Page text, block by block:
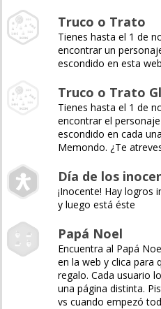
Truco o Trato
Tienes hasta el 1 de
encontrar un
escondido en esta
Truco o Trato
Tienes hasta el 1 de
encontrar el
escondido en cada
Memondo. ¿Te
Día de los
¡Inocente! Hay logros
y luego está éste
Papá Noel
Encuentra al Papá
en la web y clica para
regalo. Cada usuario
una página distinta.
vs cuando empezó